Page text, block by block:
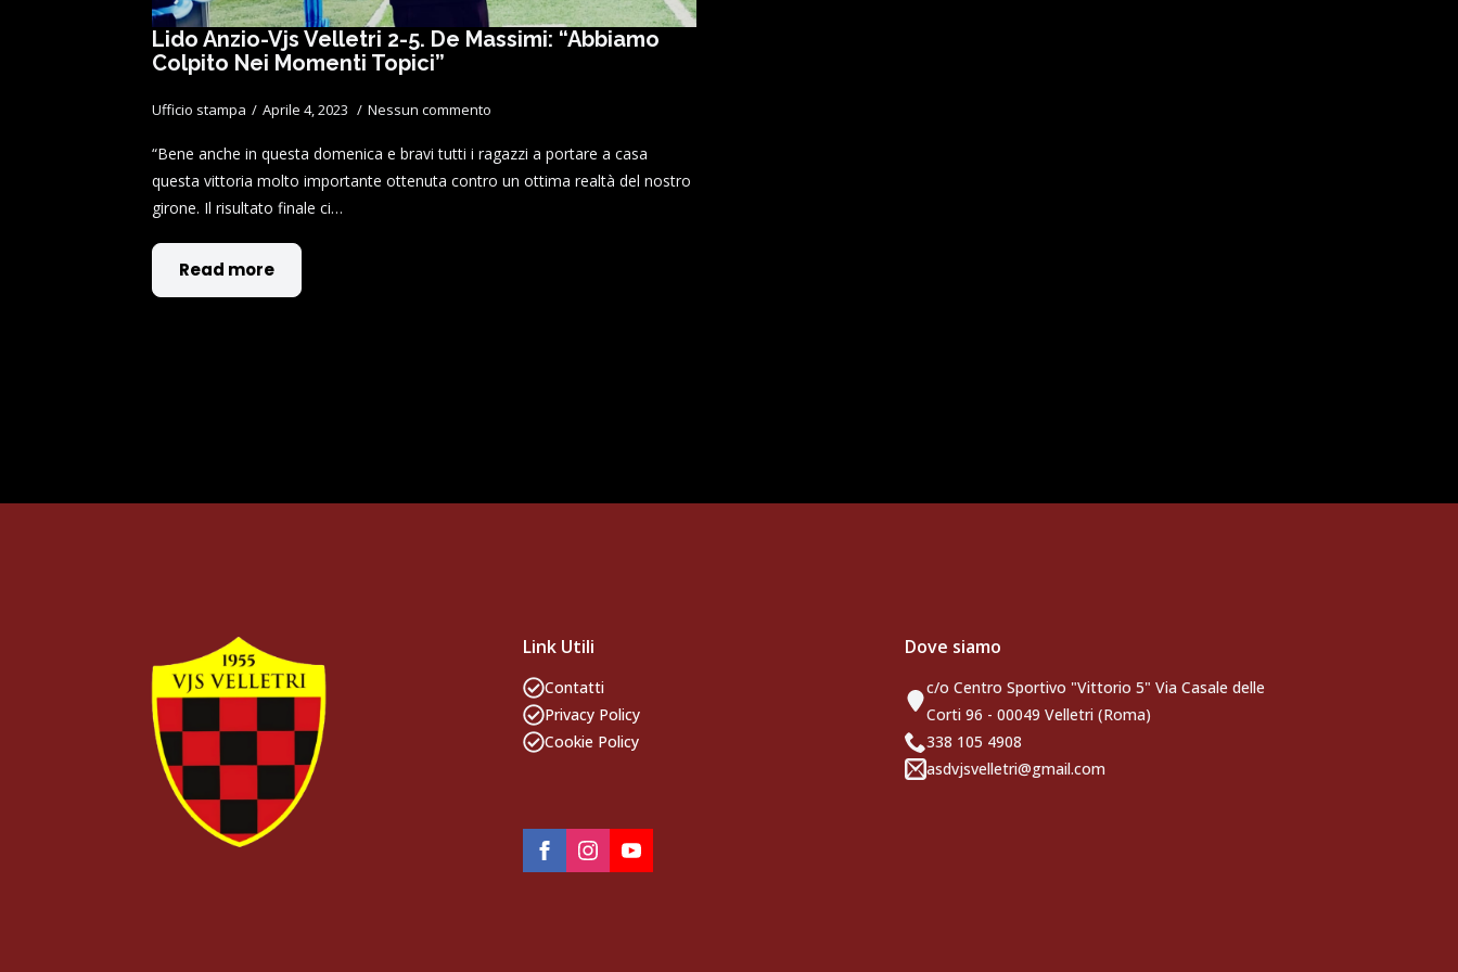
Lido Anzio-Vjs Velletri 2-5. De Massimi: “Abbiamo
Colpito Nei Momenti Topici”
Ufficio stampa Aprile 4, 2023 Nessun commento
“Bene anche in questa domenica e bravi tutti i ragazzi a portare a casa
questa vittoria molto importante ottenuta contro un ottima realtà del nostro
girone. Il risultato finale ci…
Read more
Link Utili
Contatti
Privacy Policy
Cookie Policy
Dove siamo
c/o Centro Sportivo "Vittorio 5" Via Casale delle
Corti 96 - 00049 Velletri (Roma)
338 105 4908
asdvjsvelletri@gmail.com